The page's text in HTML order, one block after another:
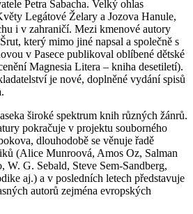
Petra Šabacha. Velký ohlas
Legátové Želary a Jozova Hanule,
i v zahraničí. Mezi kmenové autory
který mimo jiné napsal a společně s
v Pasece publikoval oblíbené dětské
Magnesia Litera – kniha desetiletí).
je nové, doplněné vydání spisů
široké spektrum knih různých žánrů.
pokračuje v projektu souborného
dlouhodobě se věnuje řadě
(Alice Munroová, Amos Oz, Salman
W. G. Sebald, Steve Sem-Sandberg,
aj.) a v posledních letech představuje
autorů zejména evropských